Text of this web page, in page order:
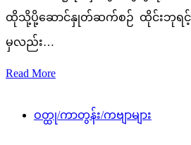
ထိုသို့ပို့ဆောင်နှုတ်ဆက်စဉ် ထိုင်းဘုရင့်
မှလည်း…
Read More
ဝတ္ထု/ကာတွန်း/ကဗျာများ